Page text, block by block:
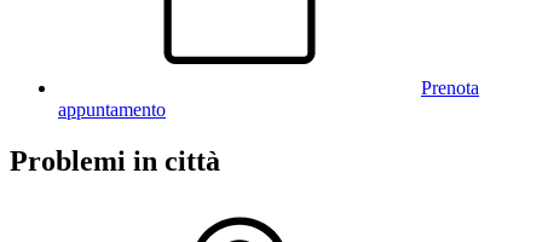
Prenota
appuntamento
Problemi in città